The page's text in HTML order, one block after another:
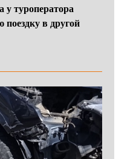
у туроператора
в другой